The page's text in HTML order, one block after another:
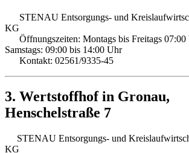
STENAU Entsorgungs- und
KG
Öffnungszeiten: Montags bis Freitags 07:00
Samstags: 09:00 bis 14:00 Uhr
Kontakt: 02561/9335-45
3. Wertstoffhof in Gronau,
Henschelstraße 7
STENAU Entsorgungs- und
KG